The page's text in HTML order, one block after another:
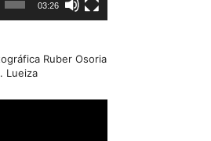
03:26
Ruber Osoria
Lueiza